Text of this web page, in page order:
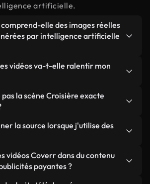
artificielle.
elle des images réelles
par intelligence artificielle
d'une bibliothèque hybride
images filmées par des
Chaque vidéo est clairement
vous sachiez toujours ce que
vidéos va-t-elle ralentir mon
nos versions optimisées.
des formats légers, prêts pour le
qualité élevée tout en
de chargement et en
comme le LCP.
pas la scène Croisière exacte
créer une instantanément avec
Il vous suffit de décrire la scène,
quelques secondes une vidéo
à nos normes de licence.
la source lorsque j'utilise des
n'est requise. Toutes les vidéos
sont libres de droits et
vidéos Coverr dans du contenu
payantes ?
vidéo de Coverr peuvent